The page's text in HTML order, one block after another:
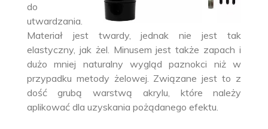
do
utwardzania.
Materiał jest twardy, jednak nie jest tak
elastyczny, jak żel. Minusem jest także zapach i
dużo mniej naturalny wygląd paznokci niż w
przypadku metody żelowej. Związane jest to z
dość grubą warstwą akrylu, które należy
aplikować dla uzyskania pożądanego efektu.